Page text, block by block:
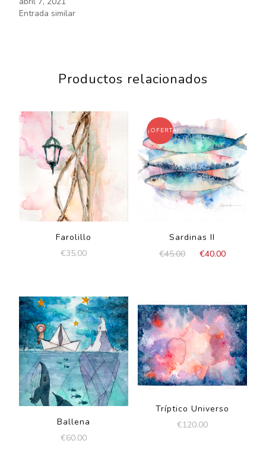
Entrada similar
Productos relacionados
Farolillo
€35.00
¡OFERTA!
Sardinas II
€45.00
El
€45.00.
€40.00
€40.00.
Ballena
€60.00
Tríptico Universo
€120.00